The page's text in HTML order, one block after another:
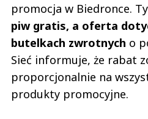
promocja w Biedronce.
piw gratis, a oferta
butelkach zwrotnych o
Sieć informuje, że rabat
proporcjonalnie na
produkty promocyjne.